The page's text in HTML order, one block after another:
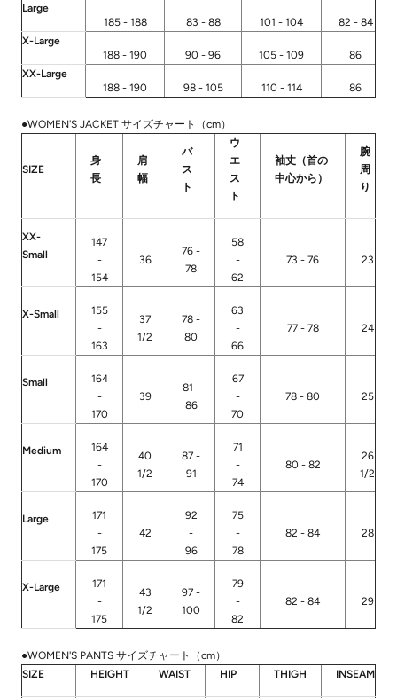
Large
185 - 188
83 - 88 101 - 104
82 - 84
X-Large
188 - 190
90 - 96 105 - 109
86
XX-Large
188 - 190
98 - 105 110 - 114 86
●WOMEN'S JACKET サイズチャート（cm）
SIZE
身
長
肩
幅
バ
ス
ト
ウ
エ
ス
ト
袖丈（首の
中心から）
腕
周
り
XX-
Small
147
-
154
36
76 -
78
58
-
62
73 - 76 23
X-Small
155
-
163
37
1/2
78 -
80
63
-
66
77 - 78 24
Small
164
-
170
39
81 -
86
67
-
70
78 - 80 25
Medium
164
-
170
40
1/2
87 -
91
71
-
74
80 - 82
26
1/2
Large
171
-
175
42
92
-
96
75
-
78
82 - 84 28
X-Large
171
-
175
43
1/2
97 -
100
79
-
82
82 - 84 29
●WOMEN'S PANTS サイズチャート（cm）
SIZE
HEIGHT WAIST HIP THIGH INSEAM